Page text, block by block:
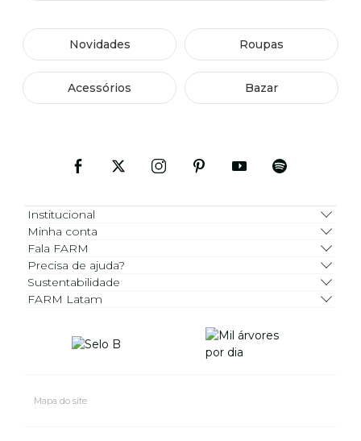
Novidades Roupas
Acessórios Bazar
Institucional
Minha conta
Fala FARM
Precisa de ajuda?
Sustentabilidade
FARM Latam
Mapa do site